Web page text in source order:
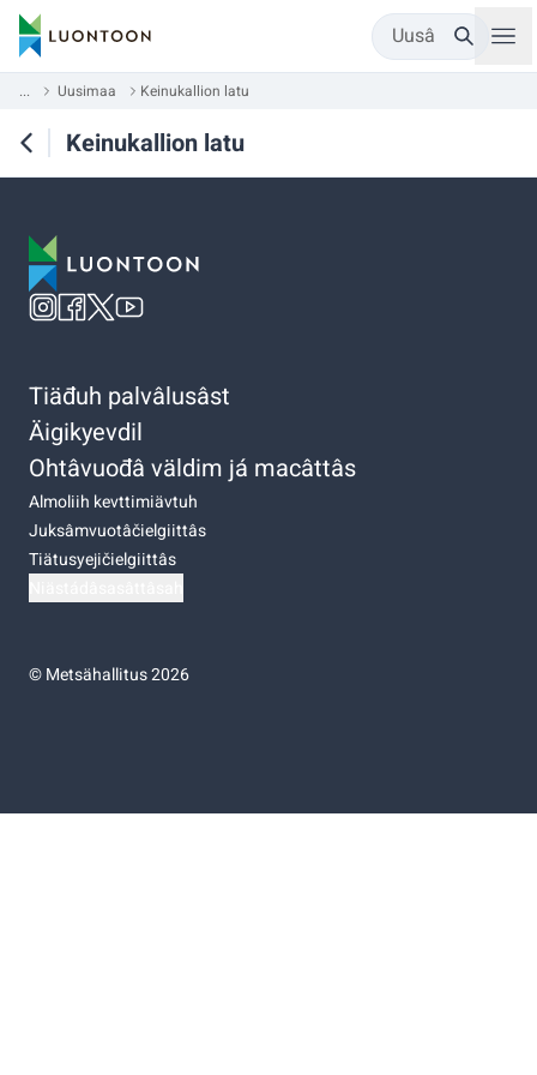
Uusâ
... Uusimaa Keinukallion latu
Keinukallion latu
Tiäđuh palvâlusâst
Äigikyevdil
Ohtâvuođâ väldim já macâttâs
Almoliih kevttimiävtuh
Juksâmvuotâčielgiittâs
Tiätusyejičielgiittâs
©Metsähallitus 2026